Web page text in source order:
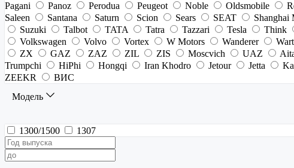
Pagani
Panoz Perodua Peugeot Noble Oldsmobile
Saleen
Santana Saturn Scion Sears SEAT Shanghai
Suzuki
Talbot TATA Tatra Tazzari Tesla Think
Volkswagen
Volvo Vortex W Motors Wanderer
ZX
GAZ ZAZ ZIL ZIS Moscvich UAZ
Trumpchi
HiPhi Hongqi Iran Khodro Jetour Jetta
ZEEKR
ВИС
Модель
1300/1500 1307